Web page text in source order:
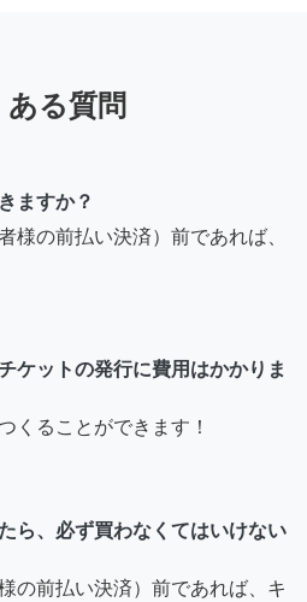
ある質問
ますか？
様の前払い決済）前であれば、
ケットの発行に費用はかかりま
くることができます！
ら、必ず買わなくてはいけない
の前払い決済）前であれば、キ